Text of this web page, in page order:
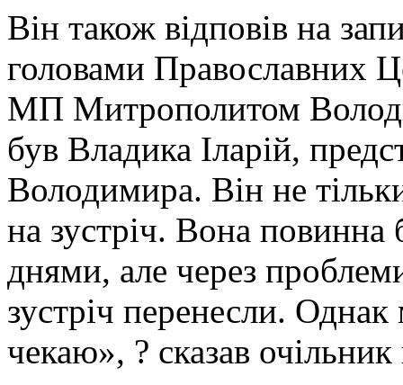
Він також відповів на
головами Православних
МП Митрополитом
був Владика Іларій,
Володимира. Він не
на зустріч. Вона повинна
днями, але через
зустріч перенесли.
чекаю», ? сказав очільник